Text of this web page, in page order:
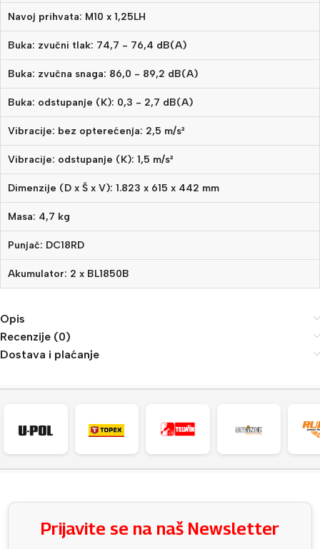
Navoj prihvata: M10 x 1,25LH
Buka: zvučni tlak: 74,7 - 76,4 dB(A)
Buka: zvučna snaga: 86,0 - 89,2 dB(A)
Buka: odstupanje (K): 0,3 - 2,7 dB(A)
Vibracije: bez opterećenja: 2,5 m/s²
Vibracije: odstupanje (K): 1,5 m/s²
Dimenzije (D x Š x V): 1.823 x 615 x 442 mm
Masa: 4,7 kg
Punjač: DC18RD
Akumulator: 2 x BL1850B
Opis
Recenzije (0)
Dostava i plaćanje
Prijavite se na naš Newsletter